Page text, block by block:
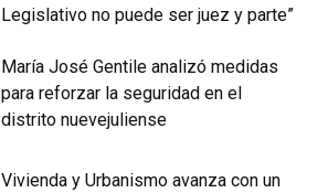
Legislativo no puede ser juez y parte”
María José Gentile analizó medidas
para reforzar la seguridad en el
distrito nuevejuliense
Vivienda y Urbanismo avanza con un